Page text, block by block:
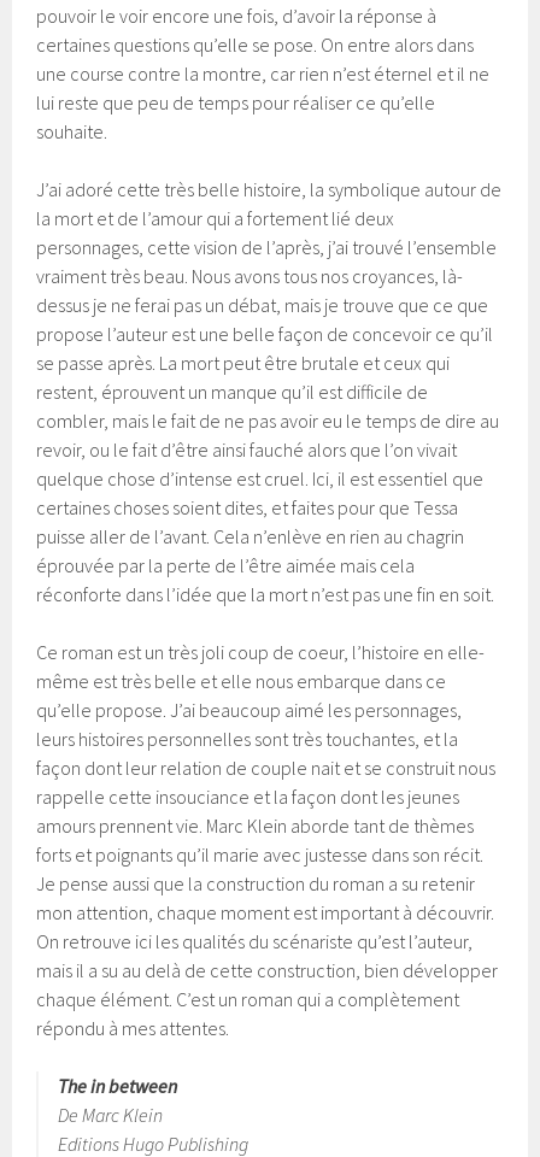
pouvoir le voir encore une fois, d’avoir la réponse à
certaines questions qu’elle se pose. On entre alors dans
une course contre la montre, car rien n’est éternel et il ne
lui reste que peu de temps pour réaliser ce qu’elle
souhaite.
J’ai adoré cette très belle histoire, la symbolique autour de
la mort et de l’amour qui a fortement lié deux
personnages, cette vision de l’après, j’ai trouvé l’ensemble
vraiment très beau. Nous avons tous nos croyances, là-
dessus je ne ferai pas un débat, mais je trouve que ce que
propose l’auteur est une belle façon de concevoir ce qu’il
se passe après. La mort peut être brutale et ceux qui
restent, éprouvent un manque qu’il est difficile de
combler, mais le fait de ne pas avoir eu le temps de dire au
revoir, ou le fait d’être ainsi fauché alors que l’on vivait
quelque chose d’intense est cruel. Ici, il est essentiel que
certaines choses soient dites, et faites pour que Tessa
puisse aller de l’avant. Cela n’enlève en rien au chagrin
éprouvée par la perte de l’être aimée mais cela
réconforte dans l’idée que la mort n’est pas une fin en soit.
Ce roman est un très joli coup de coeur, l’histoire en elle-
même est très belle et elle nous embarque dans ce
qu’elle propose. J’ai beaucoup aimé les personnages,
leurs histoires personnelles sont très touchantes, et la
façon dont leur relation de couple nait et se construit nous
rappelle cette insouciance et la façon dont les jeunes
amours prennent vie. Marc Klein aborde tant de thèmes
forts et poignants qu’il marie avec justesse dans son récit.
Je pense aussi que la construction du roman a su retenir
mon attention, chaque moment est important à découvrir.
On retrouve ici les qualités du scénariste qu’est l’auteur,
mais il a su au delà de cette construction, bien développer
chaque élément. C’est un roman qui a complètement
répondu à mes attentes.
The in between
De Marc Klein
Editions Hugo Publishing